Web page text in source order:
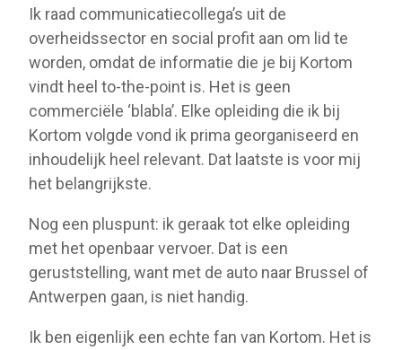
Ik raad communicatiecollega’s uit de
overheidssector en social profit aan om lid te
worden, omdat de informatie die je bij Kortom
vindt heel to-the-point is. Het is geen
commerciële ‘blabla’. Elke opleiding die ik bij
Kortom volgde vond ik prima georganiseerd en
inhoudelijk heel relevant. Dat laatste is voor mij
het belangrijkste.
Nog een pluspunt: ik geraak tot elke opleiding
met het openbaar vervoer. Dat is een
geruststelling, want met de auto naar Brussel of
Antwerpen gaan, is niet handig.
Ik ben eigenlijk een echte fan van Kortom. Het is